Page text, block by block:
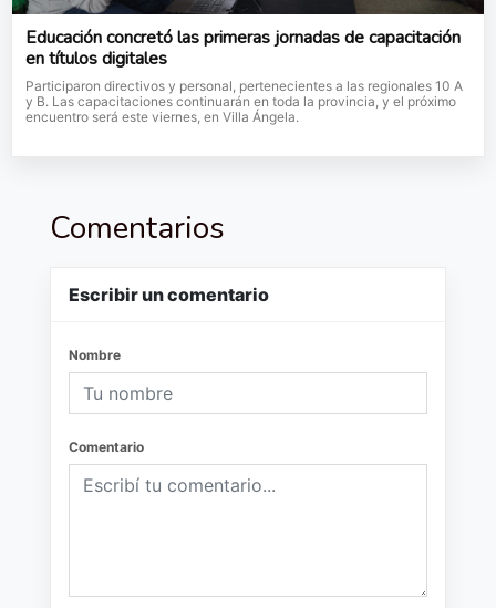
Educación concretó las primeras jornadas de capacitación
en títulos digitales
Participaron directivos y personal, pertenecientes a las regionales 10 A
y B. Las capacitaciones continuarán en toda la provincia, y el próximo
encuentro será este viernes, en Villa Ángela.
Comentarios
Escribir un comentario
Nombre
Comentario